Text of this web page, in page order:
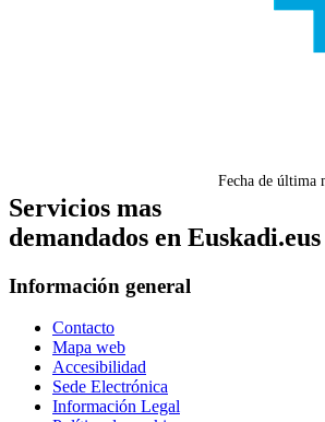
Fecha de última
Servicios mas
demandados en Euskadi.eus
Información general
Contacto
Mapa web
Accesibilidad
Sede Electrónica
Información Legal